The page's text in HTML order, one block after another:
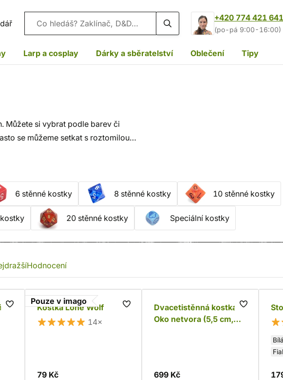
Vyhledávání
+420 774 421 641
(po-pá 9:00-16:00)
Larp a cosplay Dárky a sběratelství Oblečení Tipy
Můžete si vybrat podle barev či
se můžeme setkat s roztomilou
6 stěnné kostky 8 stěnné kostky 10 stěnné kostky
20 stěnné kostky Speciální kostky
Hodnocení
Pouze v imago
Kostka Lone Wolf
14×
79 Kč
Dvacetistěnná kostka -
Oko netvora (5,5 cm,
699 Kč
Bílá